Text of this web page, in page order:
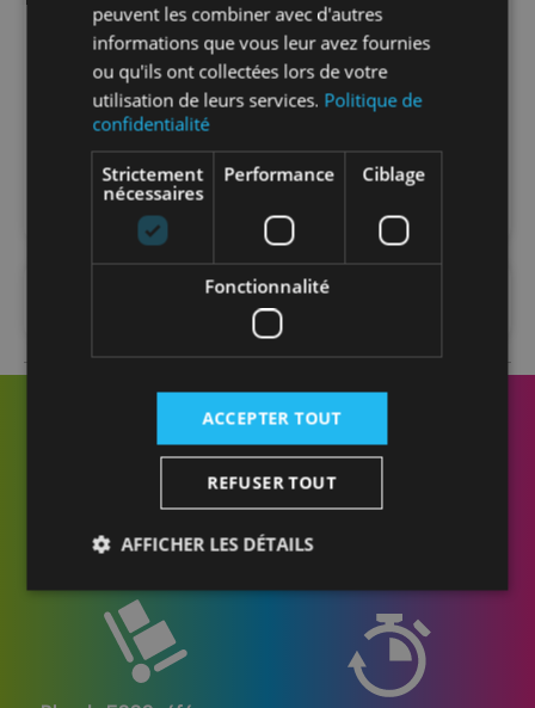
Nombre par
Nombre par
palette
Des conseillers
Livraison sur chantier
peuvent les combiner avec d'autres
informations que vous leur avez fournies
ou qu'ils ont collectées lors de votre
utilisation de leurs services. Politique de
confidentialité
Strictement
nécessaires
Performance Ciblage
Fonctionnalité
ACCEPTER TOUT
REFUSER TOUT
AFFICHER LES DÉTAILS
Strictement nécessaires
Performance
Fonctionnalité